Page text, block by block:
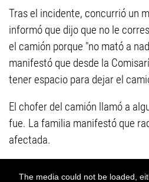
Tras el incidente, concurrió un
informó que dijo que no le
el camión porque "no mató a
manifestó que desde la
tener espacio para dejar el
El chofer del camión llamó a
fue. La familia manifestó que
afectada.